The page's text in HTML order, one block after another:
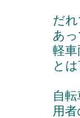
だ
あ
軽
と
自
用